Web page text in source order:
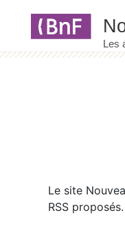
Le site
RSS proposés.